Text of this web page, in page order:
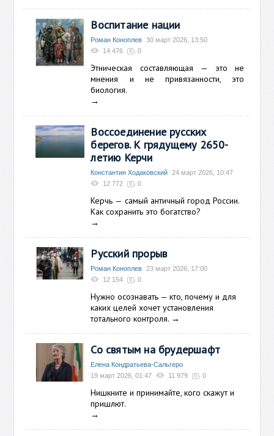
Воспитание нации
Роман Коноплев
30 март 2026, 13:50
14 476
0
Этническая составляющая — это не
мнения и не привязанности, это
биология.
→
Воссоединение русских
берегов. К грядущему 2650-
летию Керчи
Константин Ходаковский
24 март 2026, 10:47
12 772
0
Керчь — самый античный город России.
Как сохранить это богатство?
→
Русский прорыв
Роман Коноплев
23 март 2026, 17:00
12 154
0
Нужно осознавать — кто, почему и для
каких целей хочет установления
тотального контроля. →
Со святым на брудершафт
Елена Кондратьева-Сальгеро
19 март 2026, 01:47
11 979 0
Нишкните и принимайте, кого скажут и
пришлют.
→